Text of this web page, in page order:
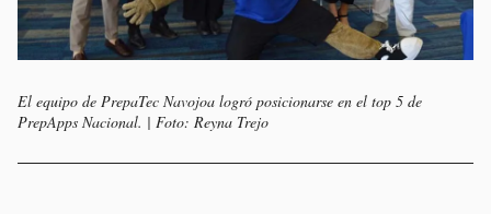
El equipo de PrepaTec Navojoa logró posicionarse en el top 5 de
PrepApps Nacional. | Foto: Reyna Trejo